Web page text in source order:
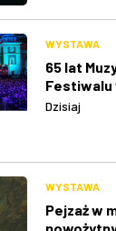
WYSTAWA
65 lat
Festiwalu
Dzisiaj
WYSTAWA
Pejzaż w